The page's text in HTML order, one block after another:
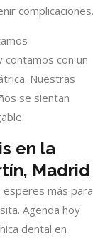
complicaciones.
contamos con un
Nuestras
se sientan
en la
Madrid
esperes más para
Agenda hoy
dental en